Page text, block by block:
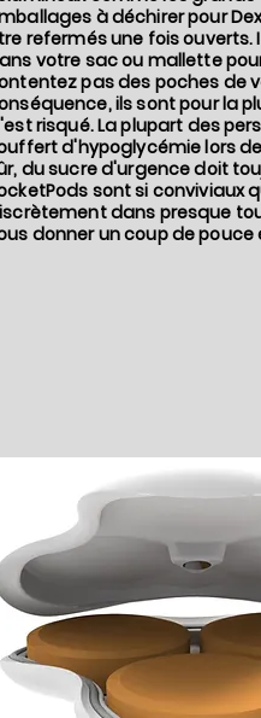
à déchirer pour
refermés une fois
votre sac ou mallette
pas des poches de
ils sont pour la
risqué. La plupart des
d'hypoglycémie lors
du sucre d'urgence doit
sont si conviviaux
dans presque
donner un coup de pouce